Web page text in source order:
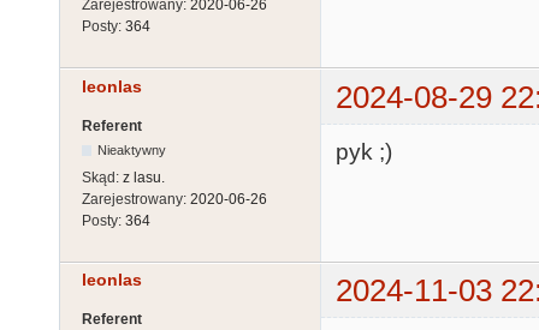
Zarejestrowany: 2020-06-26
Posty: 364
leonlas 2024-08-29
Referent
Nieaktywny
Skąd: z lasu.
Zarejestrowany: 2020-06-26
Posty: 364
pyk ;)
leonlas 2024-11-03
Referent